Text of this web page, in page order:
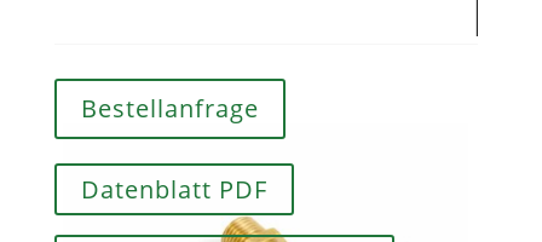
Bestellanfrage
Datenblatt PDF